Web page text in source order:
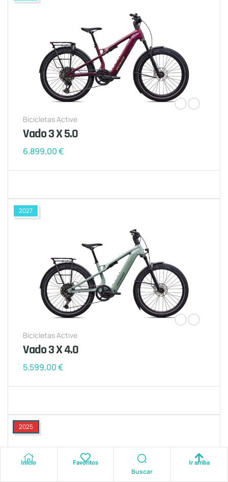
Bicicletas Active
Vado 3 X 5.0
6.899,00€
2027
Bicicletas Active
Vado 3 X 4.0
5.599,00€
2025
Inicio Favoritos
Buscar
Ir arriba